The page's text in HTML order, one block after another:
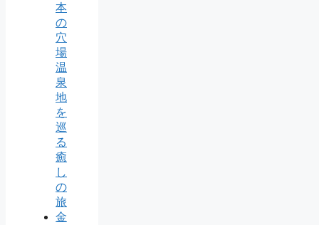
本
の
穴
場
温
泉
地
を
巡
る
癒
し
の
旅
金